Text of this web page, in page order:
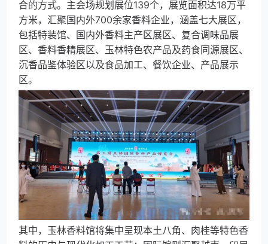
合的方式。主会场规划展位139个，展览面积达18万平
方米，汇聚国内外700余家香料企业，涵盖七大展区，
包括特装馆、国内外香料主产区展区、复合调味品展
区、香料香精展区、玉林特色农产品及药食同源展区、
沉香品鉴体验区以及食品加工、餐饮企业、产品展示
区。
其中，玉林香料馆将集中呈现本土八角、肉桂等特色香